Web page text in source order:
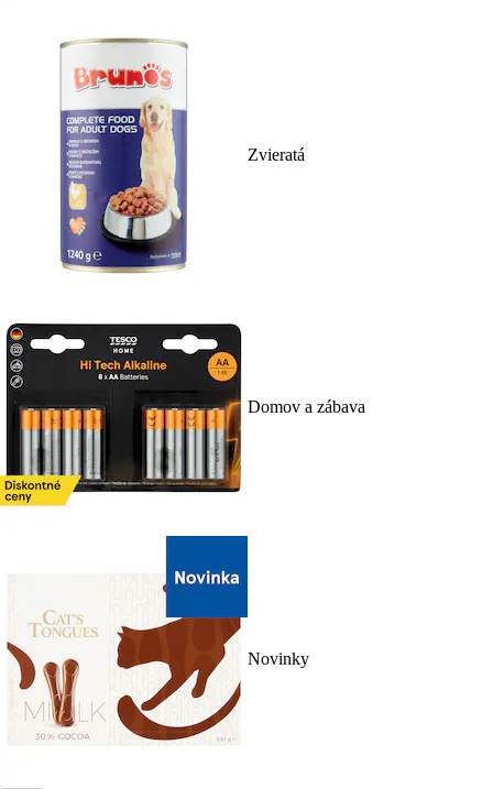
Zvieratá
Domov a zábava
Novinky